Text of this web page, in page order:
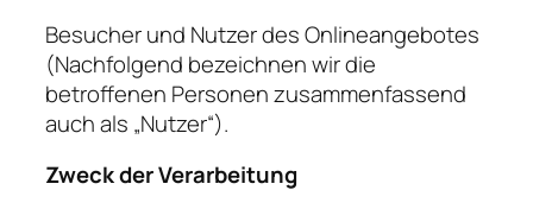
Besucher und Nutzer des Onlineangebotes
(Nachfolgend bezeichnen wir die
betroffenen Personen zusammenfassend
auch als „Nutzer“).
Zweck der Verarbeitung